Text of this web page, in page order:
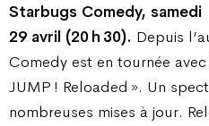
Starbugs Comedy, samedi
29 avril (20 h 30). Depuis
Comedy est en tournée
JUMP ! Reloaded ». Un
nombreuses mises à jour.